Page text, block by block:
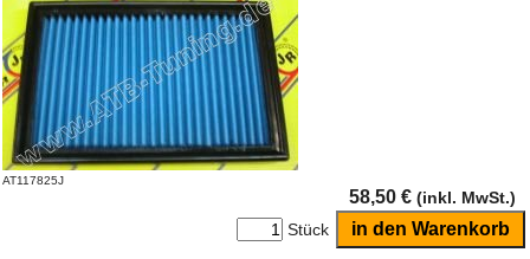
AT117825J
58,50 € (inkl. MwSt.)
Stück